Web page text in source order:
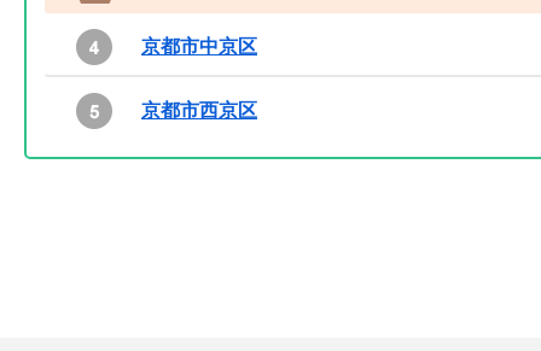
京都市中京区
京都市西京区